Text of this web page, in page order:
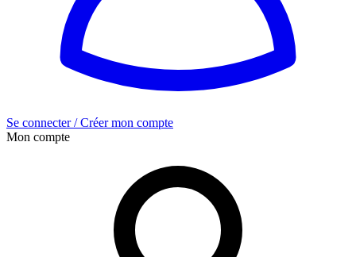
Se connecter / Créer mon compte
Mon compte